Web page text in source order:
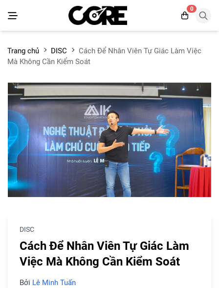
0
Trang chủ DISC
Cách Để Nhân Viên Tự Giác Làm Việc
Mà Không Cần Kiểm Soát
DISC
Cách Để Nhân Viên Tự Giác Làm
Việc Mà Không Cần Kiểm Soát
Bởi Lê Minh Tuấn